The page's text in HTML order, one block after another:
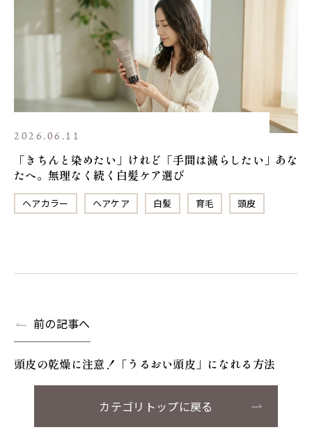
2026.06.11
「きちんと染めたい」けれど「手間は減らしたい」あな
たへ。無理なく続く白髪ケア選び
ヘアカラー ヘアケア 白髪 育毛 頭皮
前の記事へ
頭皮の乾燥に注意！「うるおい頭皮」になれる方法
カテゴリトップに戻る